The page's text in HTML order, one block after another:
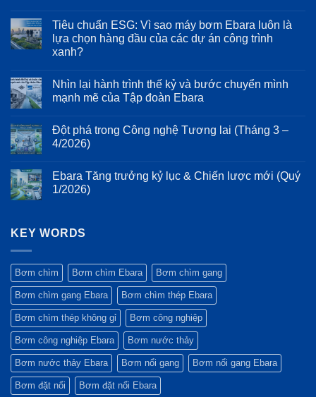
Bảo
vệ
động
cơ
và
tuổi
thọ
hệ
học
dòng
chảy
trên
dòng
3D:
Giảm
thiểu
năng
lượng
và
bình
luận
ở
Mổ
tạo
cơ
khí:
của
thiết
kế
trục
động
cơ
Ebara
Tiêu chuẩn ESG: Vì sao máy bơm Ebara luôn là
lựa chọn hàng đầu của các dự án công trình
xanh?
bình
luận
ở
ESG:
Vì
sao
Ebara
luôn
là
đầu
công
trình
xanh?
Nhìn lại hành trình thế kỷ và bước chuyển mình
mạnh mẽ của Tập đoàn Ebara
bình
luận
ở
hành
trình
thế
chuyển
của
Tập
đoàn
Ebara
Đột phá trong Công nghệ Tương lai (Tháng 3 –
4/2026)
bình
luận
ở
Công
(Tháng
3
–
4/2026)
Ebara Tăng trưởng kỷ lục & Chiến lược mới (Quý
1/2026)
luận
trưởng
kỷ
lục
&
Chiến
lược
mới
(Quý
1/2026)
KEY WORDS
Bơm chìm Bơm chìm Ebara Bơm chìm gang
Bơm chìm gang Ebara Bơm chìm thép Ebara
Bơm chìm thép không gỉ Bơm công nghiệp
Bơm công nghiệp Ebara Bơm nước thảy
Bơm nước thảy Ebara Bơm nổi gang Bơm nổi gang Ebara
Bơm đặt nổi Bơm đặt nổi Ebara